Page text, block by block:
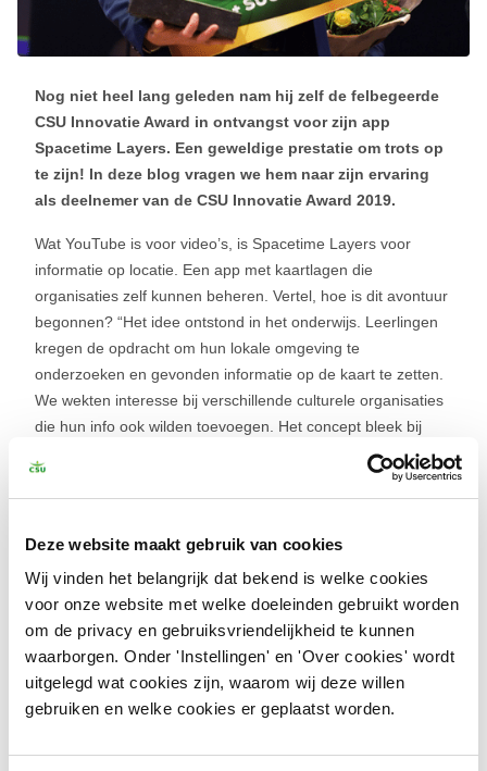
Deze website maakt gebruik van cookies
Wij vinden het belangrijk dat bekend is welke cookies
voor onze website met welke doeleinden gebruikt worden
om de privacy en gebruiksvriendelijkheid te kunnen
waarborgen. Onder 'Instellingen' en 'Over cookies' wordt
uitgelegd wat cookies zijn, waarom wij deze willen
gebruiken en welke cookies er geplaatst worden.
Nog niet heel lang geleden nam hij zelf de felbegeerde
CSU Innovatie Award in ontvangst voor zijn app
Spacetime Layers. Een geweldige prestatie om trots op
te zijn! In deze blog vragen we hem naar zijn ervaring
als deelnemer van de CSU Innovatie Award 2019.
Wat YouTube is voor video’s, is Spacetime Layers voor
informatie op locatie. Een app met kaartlagen die
organisaties zelf kunnen beheren. Vertel, hoe is dit avontuur
begonnen? “Het idee ontstond in het onderwijs. Leerlingen
kregen de opdracht om hun lokale omgeving te
onderzoeken en gevonden informatie op de kaart te zetten.
We wekten interesse bij verschillende culturele organisaties
die hun info ook wilden toevoegen. Het concept bleek bij
uitstek geschikt voor regiomarketing!” En toen ging het
balletje rollen… “De kaart vulde zich met culturele
informatie, lokale verhalen en mooie plekken. Voor we het
informatie op locatie beschikbaar te maken.”
CSU is veel meer dan alleen schoonmaak
Een oplossing waar behoefte aan was en de moeite waard
om verder te ontwikkelen. In de volgende versnelling dus!
Hoe zag jij de aansluiting van jouw idee op de facilitaire
branche? “CSU staat bekend om de schoonmaakdiensten,
aanwezig bij heel veel bedrijven. Denk bijvoorbeeld aan